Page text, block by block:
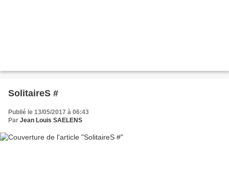
SolitaireS #
Publié le 13/05/2017 à 06:43
Par Jean Louis SAELENS